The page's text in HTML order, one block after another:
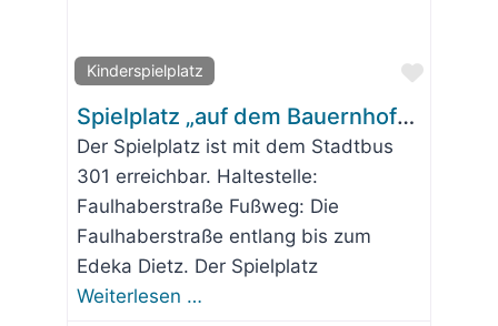
Kinderspielplatz
Favorit
Spielplatz „auf dem Bauernhof“ Korbinianstraße Waldram
Der Spielplatz ist mit dem Stadtbus
301 erreichbar. Haltestelle:
Faulhaberstraße Fußweg: Die
Faulhaberstraße entlang bis zum
Edeka Dietz. Der Spielplatz
Weiterlesen …